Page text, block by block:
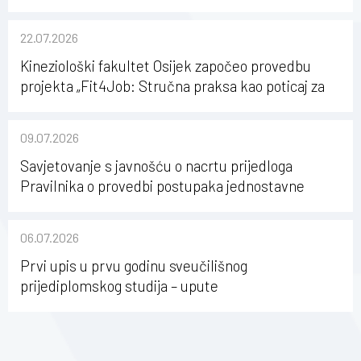
22.07.2026
Kineziološki fakultet Osijek započeo provedbu
projekta „Fit4Job: Stručna praksa kao poticaj za
09.07.2026
Savjetovanje s javnošću o nacrtu prijedloga
Pravilnika o provedbi postupaka jednostavne
Osijeku
06.07.2026
Prvi upis u prvu godinu sveučilišnog
prijediplomskog studija – upute